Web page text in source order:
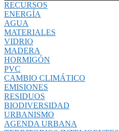
RECURSOS
ENERGÍA
AGUA
MATERIALES
VIDRIO
MADERA
HORMIGÓN
PVC
CAMBIO CLIMÁTICO
EMISIONES
RESIDUOS
BIODIVERSIDAD
URBANISMO
AGENDA URBANA